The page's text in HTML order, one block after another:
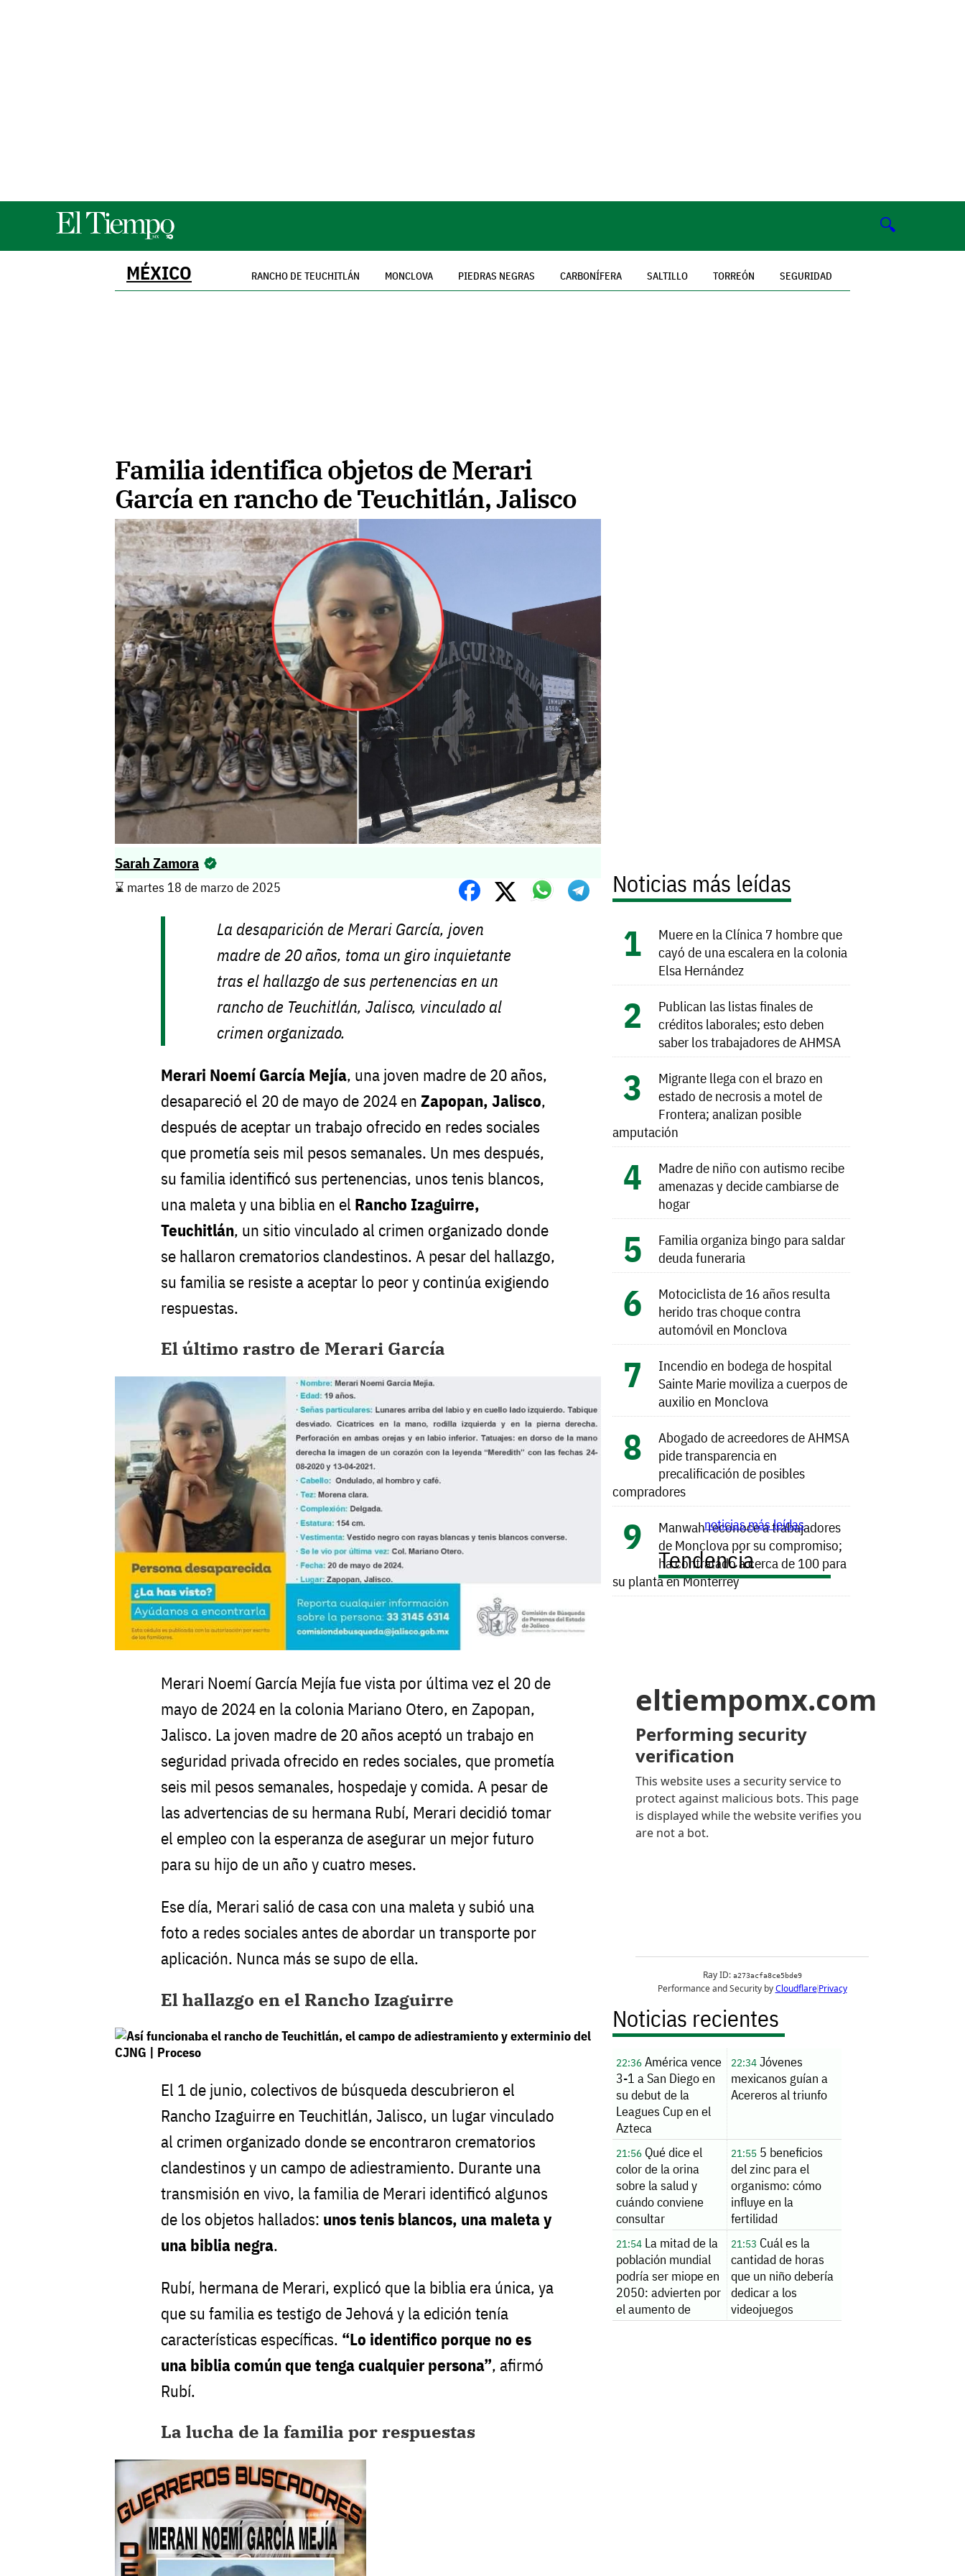
🔍
MÉXICO RANCHO DE TEUCHITLÁN MONCLOVA PIEDRAS NEGRAS CARBONÍFERA SALTILLO TORREÓN SEGURIDAD
Familia identifica objetos de Merari
García en rancho de Teuchitlán, Jalisco
Sarah Zamora
⌛️ martes 18 de marzo de 2025
La desaparición de Merari García, joven
madre de 20 años, toma un giro inquietante
tras el hallazgo de sus pertenencias en un
rancho de Teuchitlán, Jalisco, vinculado al
crimen organizado.
Merari Noemí García Mejía, una joven madre de 20 años,
desapareció el 20 de mayo de 2024 en Zapopan, Jalisco,
después de aceptar un trabajo ofrecido en redes sociales
que prometía seis mil pesos semanales. Un mes después,
su familia identificó sus pertenencias, unos tenis blancos,
una maleta y una biblia en el Rancho Izaguirre,
Teuchitlán, un sitio vinculado al crimen organizado donde
se hallaron crematorios clandestinos. A pesar del hallazgo,
su familia se resiste a aceptar lo peor y continúa exigiendo
respuestas.
El último rastro de Merari García
Merari Noemí García Mejía fue vista por última vez el 20 de
mayo de 2024 en la colonia Mariano Otero, en Zapopan,
Jalisco. La joven madre de 20 años aceptó un trabajo en
seguridad privada ofrecido en redes sociales, que prometía
seis mil pesos semanales, hospedaje y comida. A pesar de
las advertencias de su hermana Rubí, Merari decidió tomar
el empleo con la esperanza de asegurar un mejor futuro
para su hijo de un año y cuatro meses.
Ese día, Merari salió de casa con una maleta y subió una
foto a redes sociales antes de abordar un transporte por
aplicación. Nunca más se supo de ella.
El hallazgo en el Rancho Izaguirre
El 1 de junio, colectivos de búsqueda descubrieron el
Rancho Izaguirre en Teuchitlán, Jalisco, un lugar vinculado
al crimen organizado donde se encontraron crematorios
clandestinos y un campo de adiestramiento. Durante una
transmisión en vivo, la familia de Merari identificó algunos
de los objetos hallados: unos tenis blancos, una maleta y
una biblia negra.
Rubí, hermana de Merari, explicó que la biblia era única, ya
que su familia es testigo de Jehová y la edición tenía
características específicas. “Lo identifico porque no es
una biblia común que tenga cualquier persona”, afirmó
Rubí.
La lucha de la familia por respuestas
Noticias más leídas
Muere en la Clínica 7 hombre que
cayó de una escalera en la colonia
Elsa Hernández
Publican las listas finales de
créditos laborales; esto deben
saber los trabajadores de AHMSA
Migrante llega con el brazo en
estado de necrosis a motel de
Frontera; analizan posible
amputación
Madre de niño con autismo recibe
amenazas y decide cambiarse de
hogar
Familia organiza bingo para saldar
deuda funeraria
Motociclista de 16 años resulta
herido tras choque contra
automóvil en Monclova
Incendio en bodega de hospital
Sainte Marie moviliza a cuerpos de
auxilio en Monclova
Abogado de acreedores de AHMSA
pide transparencia en
precalificación de posibles
compradores
Manwah reconoce a trabajadores
de Monclova por su compromiso;
ha contratado a cerca de 100 para
su planta en Monterrey
noticias más leídas
Tendencia
Noticias recientes
22:36 América vence
3-1 a San Diego en
su debut de la
Leagues Cup en el
Azteca
22:34Jóvenes
mexicanos guían a
Acereros al triunfo
21:56 Qué dice el
color de la orina
sobre la salud y
cuándo conviene
consultar
21:555 beneficios
del zinc para el
organismo: cómo
influye en la
fertilidad
21:54 La mitad de la
población mundial
podría ser miope en
2050: advierten por
el aumento de
casos
21:53 Cuál es la
cantidad de horas
que un niño debería
dedicar a los
videojuegos